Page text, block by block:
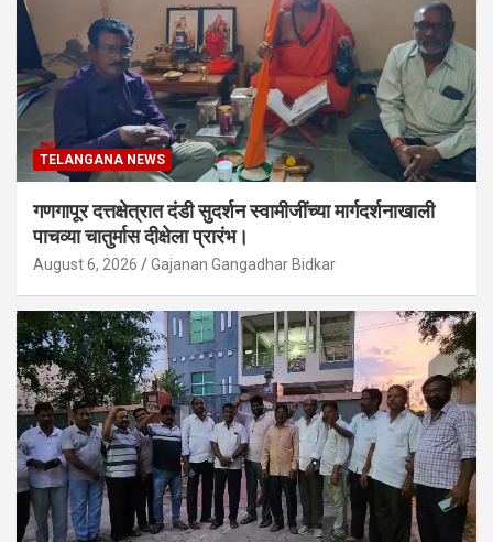
TELANGANA NEWS
गणगापूर दत्तक्षेत्रात दंडी सुदर्शन स्वामीजींच्या मार्गदर्शनाखाली
पाचव्या चातुर्मास दीक्षेला प्रारंभ।
August 6, 2026 Gajanan Gangadhar Bidkar